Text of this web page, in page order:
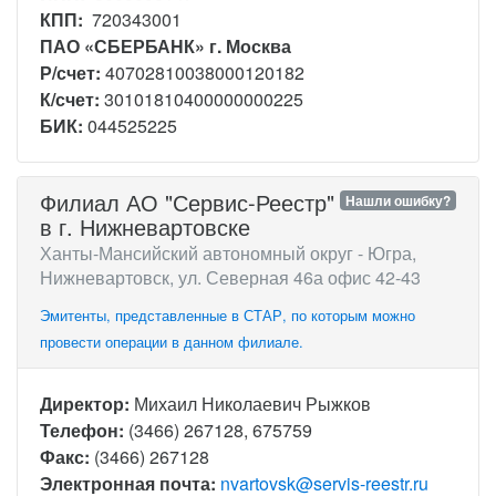
КПП: 720343001
ПАО «СБЕРБАНК» г. Москва
Р/счет: 40702810038000120182
К/счет: 30101810400000000225
БИК: 044525225
Нашли ошибку?
Филиал АО "Сервис-Реестр"
в г. Нижневартовске
Ханты-Мансийский автономный округ - Югра,
Нижневартовск, ул. Северная 46а офис 42-43
Эмитенты, представленные в СТАР, по которым можно
провести операции в данном филиале.
Директор: Михаил Николаевич Рыжков
Телефон: (3466) 267128, 675759
Факс: (3466) 267128
Электронная почта: nvartovsk@servis-reestr.ru